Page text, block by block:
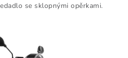
se sklopnými opěrkami.